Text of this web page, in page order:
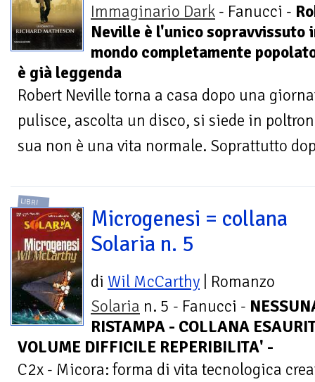
Immaginario Dark - Fanucci -
Neville è l'unico sopravvissuto
mondo completamente
è già leggenda
Robert Neville torna a casa dopo una
pulisce, ascolta un disco, si siede in
sua non è una vita normale. Soprattutto
LIBRI
Microgenesi = collana
Solaria n. 5
di Wil McCarthy | Romanzo
Solaria n. 5 - Fanucci -
RISTAMPA - COLLANA
VOLUME DIFFICILE REPERIBILITA' -
C2x - Micora: forma di vita tecnologica